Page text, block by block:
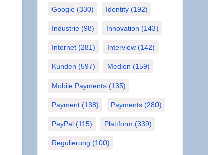
Google(330) Identity(192)
Industrie(98) Innovation (143)
Internet(281) Interview(142)
Kunden (597) Medien (159)
Mobile Payments(135)
Payment(138) Payments(280)
PayPal(115) Plattform (339)
Regulierung (100)